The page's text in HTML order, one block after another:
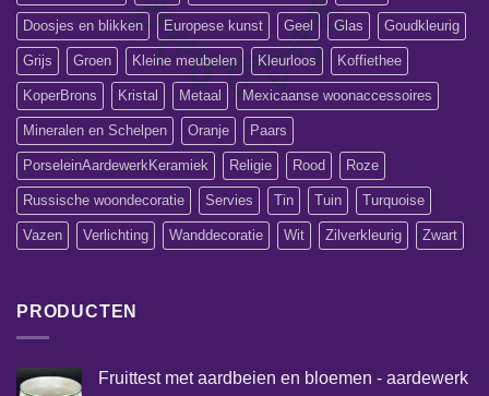
Doosjes en blikken Europese kunst Geel Glas Goudkleurig
Grijs Groen Kleine meubelen Kleurloos Koffiethee
KoperBrons Kristal Metaal Mexicaanse woonaccessoires
Mineralen en Schelpen Oranje Paars
PorseleinAardewerkKeramiek Religie Rood Roze
Russische woondecoratie Servies Tin Tuin Turquoise
Vazen Verlichting Wanddecoratie Wit Zilverkleurig Zwart
PRODUCTEN
Fruittest met aardbeien en bloemen - aardewerk